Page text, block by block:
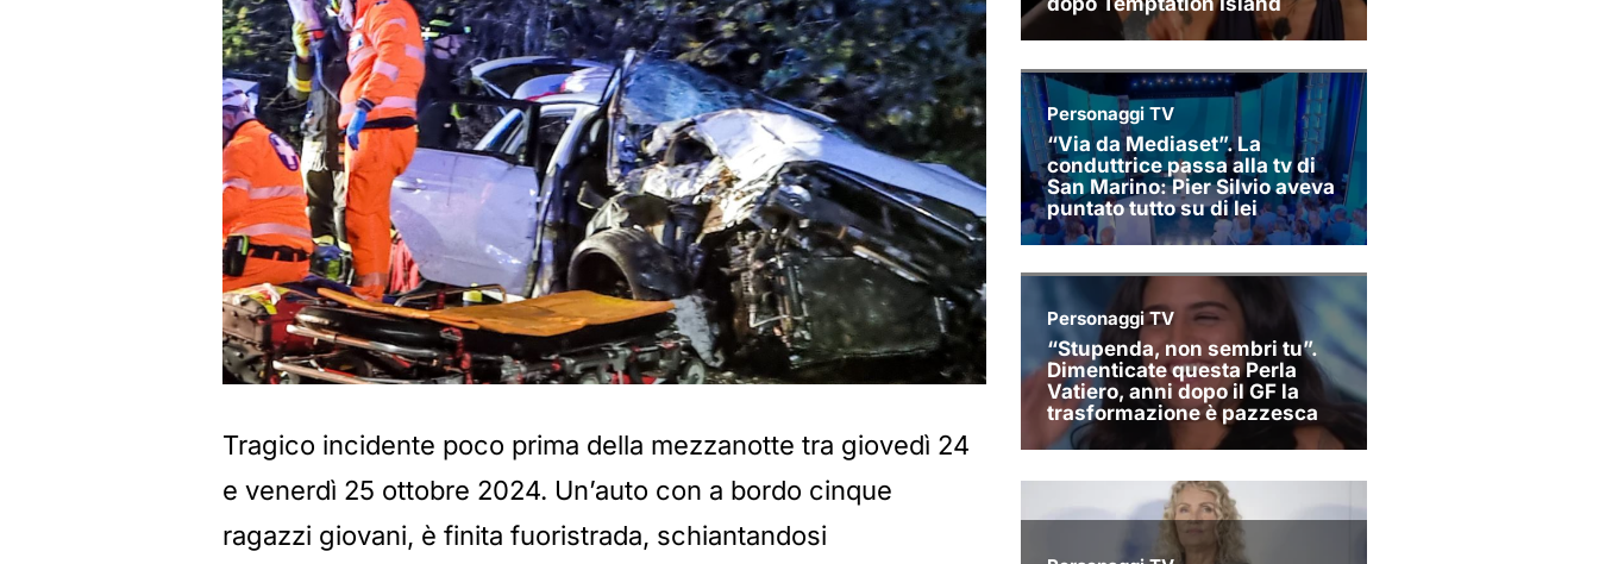
Tragico incidente poco prima della mezzanotte tra giovedì 24
e venerdì 25 ottobre 2024. Un’auto con a bordo cinque
ragazzi giovani, è finita fuoristrada, schiantandosi